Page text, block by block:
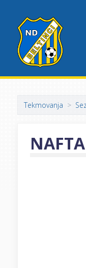
Tekmovanja